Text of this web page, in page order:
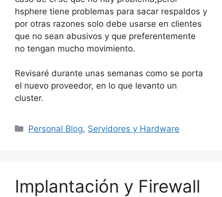
hsphere tiene problemas para sacar respaldos y
por otras razones solo debe usarse en clientes
que no sean abusivos y que preferentemente
no tengan mucho movimiento.
Revisaré durante unas semanas como se porta
el nuevo proveedor, en lo que levanto un
cluster.
Categorías
Personal Blog, Servidores y Hardware
Implantación y Firewall